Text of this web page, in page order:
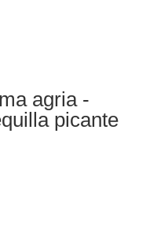
agria -
picante